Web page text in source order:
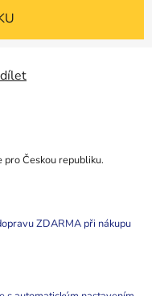
pro Českou republiku.
ZDARMA při nákupu